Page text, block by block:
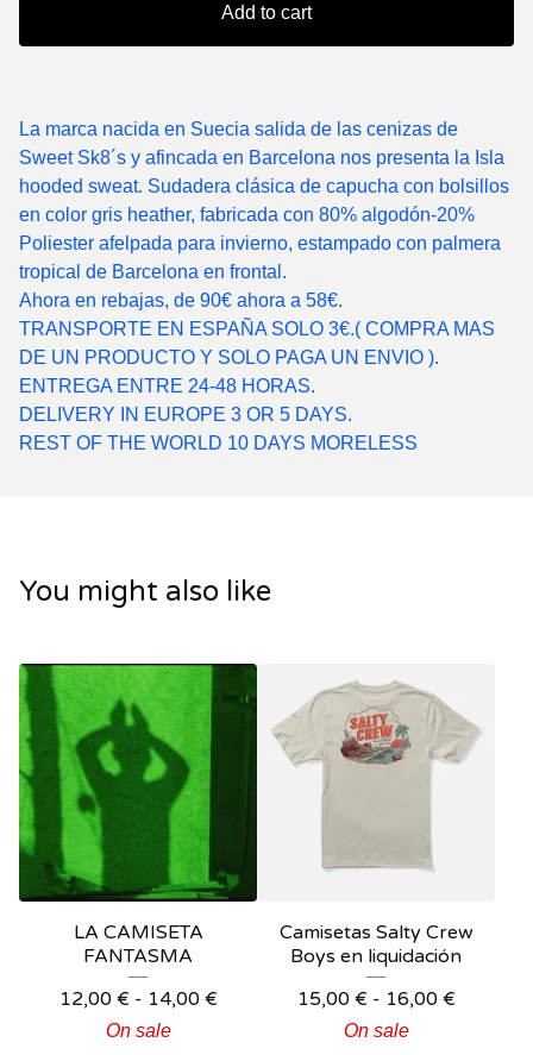
Add to cart
La marca nacida en Suecia salida de las cenizas de
Sweet Sk8´s y afincada en Barcelona nos presenta la Isla
hooded sweat. Sudadera clásica de capucha con bolsillos
en color gris heather, fabricada con 80% algodón-20%
Poliester afelpada para invierno, estampado con palmera
tropical de Barcelona en frontal.
Ahora en rebajas, de 90€ ahora a 58€.
TRANSPORTE EN ESPAÑA SOLO 3€.( COMPRA MAS
DE UN PRODUCTO Y SOLO PAGA UN ENVIO ).
ENTREGA ENTRE 24-48 HORAS.
DELIVERY IN EUROPE 3 OR 5 DAYS.
REST OF THE WORLD 10 DAYS MORELESS
You might also like
LA CAMISETA
FANTASMA
12,00 € - 14,00 €
On sale
Camisetas Salty Crew
Boys en liquidación
15,00 € - 16,00 €
On sale